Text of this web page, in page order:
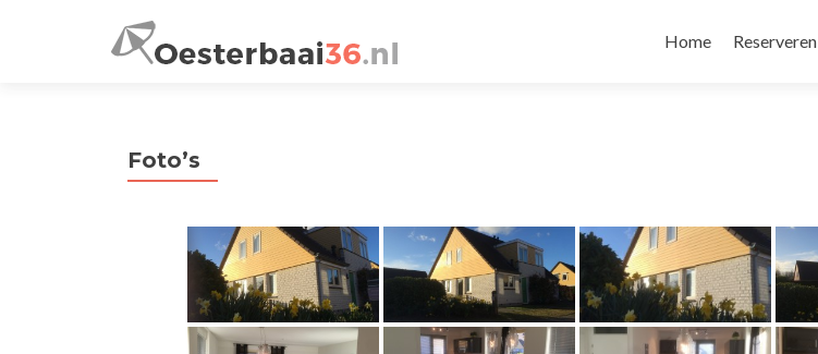
de
Home Reserveren
Foto’s